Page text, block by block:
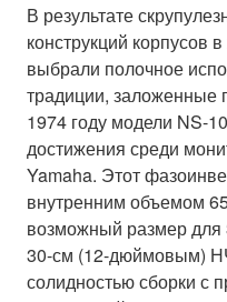
В результате
конструкций корпусов
выбрали полочное
традиции, заложенные
1974 году модели NS-
достижения среди
Yamaha. Этот
внутренним объемом
возможный размер для
30-см (12-дюймовым)
солидностью сборки с